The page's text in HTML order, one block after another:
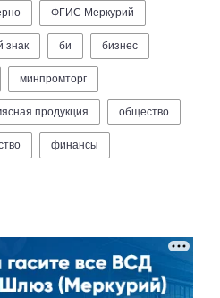
ФГИС Меркурий
знак би бизнес
минпромторг
продукция общество
финансы